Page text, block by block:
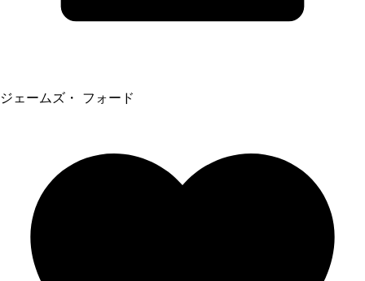
ジェームズ・ フォード